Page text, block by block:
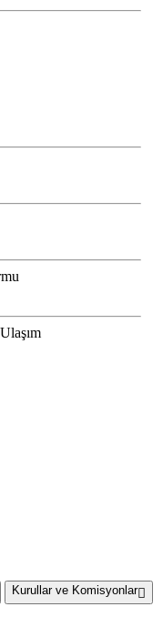
Kurullar ve Komisyonlar